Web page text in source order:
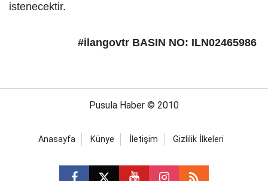
istenecektir.
#ilangovtr BASIN NO: ILN02465986
Pusula Haber © 2010
Anasayfa Künye İletişim Gizlilik İlkeleri